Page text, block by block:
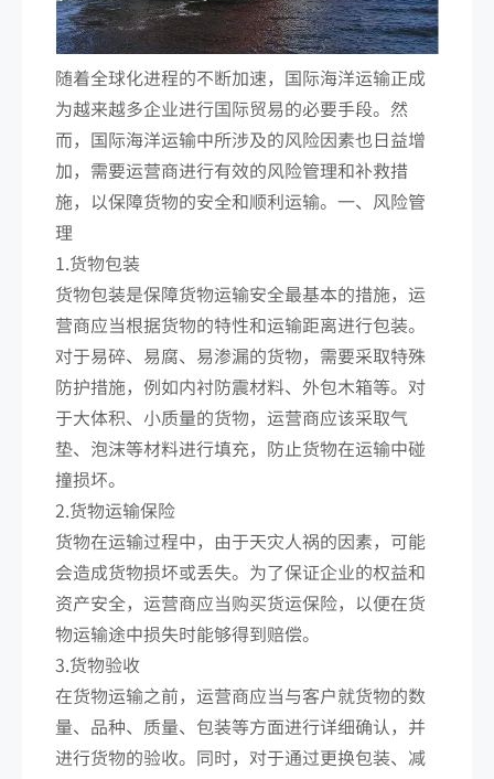
随着全球化进程的不断加速，国际海洋运输正成
为越来越多企业进行国际贸易的必要手段。然
而，国际海洋运输中所涉及的风险因素也日益增
加，需要运营商进行有效的风险管理和补救措
施，以保障货物的安全和顺利运输。一、风险管
理
1.货物包装
货物包装是保障货物运输安全最基本的措施，运
营商应当根据货物的特性和运输距离进行包装。
对于易碎、易腐、易渗漏的货物，需要采取特殊
防护措施，例如内衬防震材料、外包木箱等。对
于大体积、小质量的货物，运营商应该采取气
垫、泡沫等材料进行填充，防止货物在运输中碰
撞损坏。
2.货物运输保险
货物在运输过程中，由于天灾人祸的因素，可能
会造成货物损坏或丢失。为了保证企业的权益和
资产安全，运营商应当购买货运保险，以便在货
物运输途中损失时能够得到赔偿。
3.货物验收
在货物运输之前，运营商应当与客户就货物的数
量、品种、质量、包装等方面进行详细确认，并
进行货物的验收。同时，对于通过更换包装、减